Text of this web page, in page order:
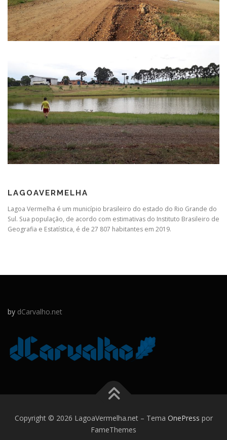
LAGOAVERMELHA
Lagoa Vermelha é um município brasileiro do estado do Rio Grande do
Sul. Sua população, de acordo com estimativas do Instituto Brasileiro de
Geografia e Estatística, é de 27 807 habitantes em 2019.
by dCarvalho.net
Copyright © 2026 LagoaVermelha.net – Tema OnePress por
FameThemes